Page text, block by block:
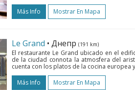
Más Info
Mostrar En Mapa
Le Grand • Днепр (191 km)
El restaurante Le Grand ubicado en el
de la ciudad connota la atmosfera del
cuenta con los platos de la cocina
Más Info
Mostrar En Mapa